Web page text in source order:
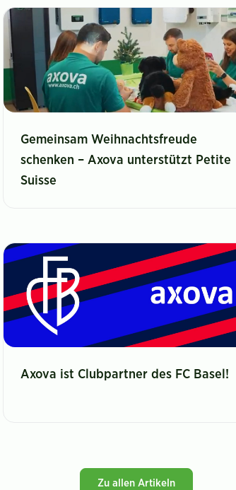
Gemeinsam Weihnachtsfreude
schenken – Axova unterstützt Petite
Suisse
Axova ist Clubpartner des FC Basel!
Zu allen Artikeln